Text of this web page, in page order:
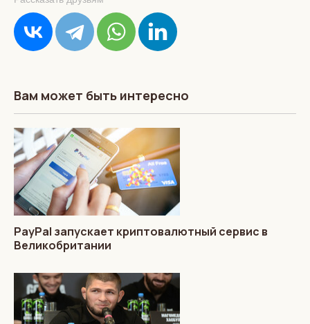
Вам может быть интересно
PayPal запускает криптовалютный сервис в
Великобритании